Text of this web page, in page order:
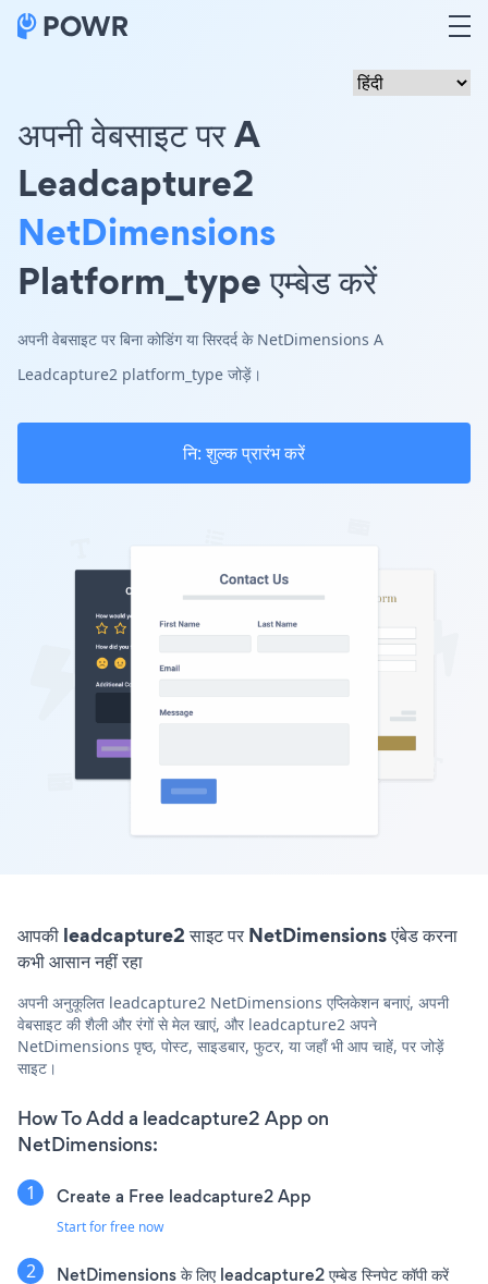
अपनी वेबसाइट पर A
Leadcapture2
NetDimensions
Platform_type एम्बेड करें
अपनी वेबसाइट पर बिना कोडिंग या सिरदर्द के NetDimensions A
Leadcapture2 platform_type जोड़ें।
नि: शुल्क प्रारंभ करें
आपकी leadcapture2 साइट पर NetDimensions एंबेड करना
कभी आसान नहीं रहा
अपनी अनुकूलित leadcapture2 NetDimensions एप्लिकेशन बनाएं, अपनी
वेबसाइट की शैली और रंगों से मेल खाएं, और leadcapture2 अपने
NetDimensions पृष्ठ, पोस्ट, साइडबार, फुटर, या जहाँ भी आप चाहें, पर जोड़ें
साइट।
How To Add a leadcapture2 App on
NetDimensions:
Create a Free leadcapture2 App
Start for free now
NetDimensions के लिए leadcapture2 एम्बेड स्निपेट कॉपी करें